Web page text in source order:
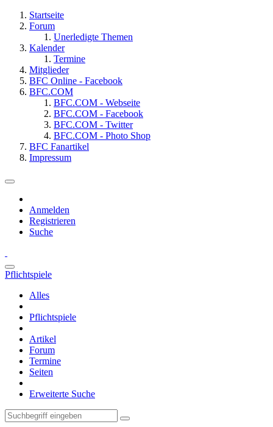
Startseite
Forum
Unerledigte Themen
Kalender
Termine
Mitglieder
BFC Online - Facebook
BFC.COM
BFC.COM - Webseite
BFC.COM - Facebook
BFC.COM - Twitter
BFC.COM - Photo Shop
BFC Fanartikel
Impressum
Anmelden
Registrieren
Suche
Pflichtspiele
Alles
Pflichtspiele
Artikel
Forum
Termine
Seiten
Erweiterte Suche